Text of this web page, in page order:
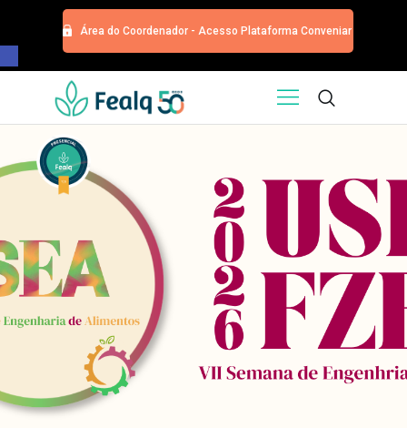
Barra de Ferramentas Aberta
Área do Coordenador - Acesso Plataforma Conveniar
HOME
QUEM SOMOS
SERVIÇOS
EDITORA
PROGRAMA DE APOIOS
TRABALHE CONOSCO
NOTÍCIAS
CONTATO
ESPECIALIZAÇÕES USP
CURSOS
EVENTOS
DOAÇÕES PARA